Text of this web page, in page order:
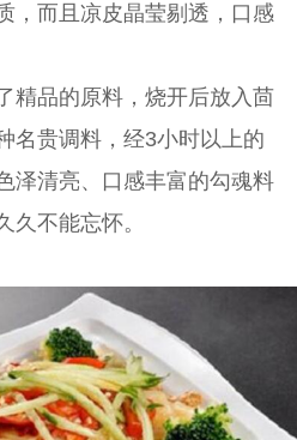
，而且凉皮晶莹剔透，口感
品的原料，烧开后放入茴
名贵调料，经3小时以上的
泽清亮、口感丰富的勾魂料
久不能忘怀。